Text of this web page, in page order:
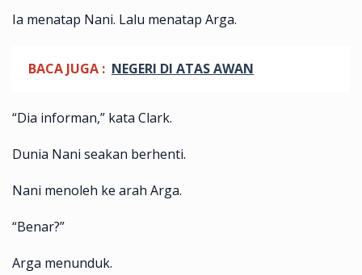
Ia menatap Nani. Lalu menatap Arga.
BACA JUGA : NEGERI DI ATAS AWAN
“Dia informan,” kata Clark.
Dunia Nani seakan berhenti.
Nani menoleh ke arah Arga.
“Benar?”
Arga menunduk.